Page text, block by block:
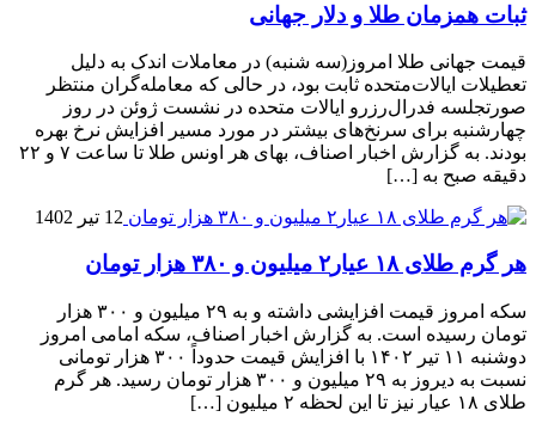
ثبات همزمان طلا و دلار جهانی
قیمت جهانی طلا امروز(سه شنبه) در معاملات اندک به دلیل
تعطیلات ایالات‌متحده ثابت بود، در حالی که معامله‌گران منتظر
صورتجلسه فدرال‌رزرو ایالات متحده در نشست ژوئن در روز
چهارشنبه برای سرنخ‌های بیشتر در مورد مسیر افزایش نرخ‌ بهره
بودند. به گزارش اخبار اصناف، بهای هر اونس طلا تا ساعت ۷ و ۲۲
دقیقه صبح به […]
12 تیر 1402
هر گرم طلای ۱۸ عیار۲ میلیون و ۳۸۰ هزار تومان
سکه امروز قیمت افزایشی داشته و به ۲۹ میلیون و ۳۰۰ هزار
تومان رسیده است. به گزارش اخبار اصناف، سکه امامی امروز
دوشنبه ۱۱ تیر ۱۴۰۲ با افزایش قیمت حدوداً ۳۰۰ هزار تومانی
نسبت به دیروز به ۲۹ میلیون و ۳۰۰ هزار تومان رسید. هر گرم
طلای ۱۸ عیار نیز تا این لحظه ۲ میلیون […]